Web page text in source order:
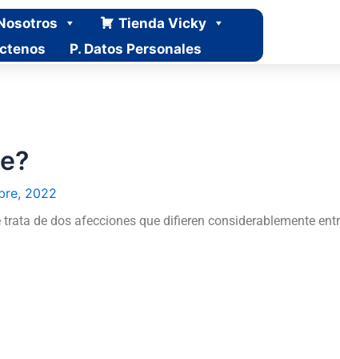
Tienda Vicky
P. Datos Personales
2022
de dos afecciones que difieren considerablemente